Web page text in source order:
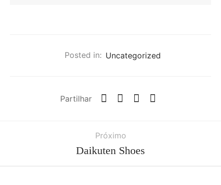
Posted in: Uncategorized
Partilhar
Próximo
Daikuten Shoes